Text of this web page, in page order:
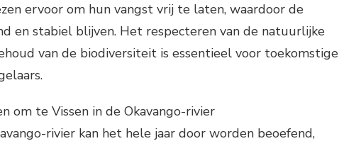
ervoor om hun vangst vrij te laten, waardoor de
en stabiel blijven. Het respecteren van de natuurlijke
van de biodiversiteit is essentieel voor toekomstige
om te Vissen in de Okavango-rivier
rivier kan het hele jaar door worden beoefend,